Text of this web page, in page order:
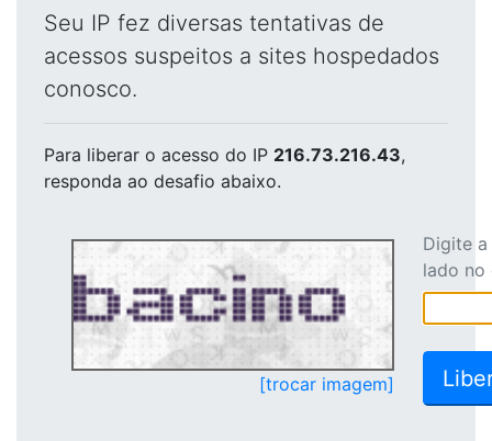
Seu IP fez diversas tentativas de
acessos suspeitos a sites hospedados
conosco.
Para liberar o acesso do IP 216.73.216.43,
responda ao desafio abaixo.
[trocar imagem]
Digite
lado no